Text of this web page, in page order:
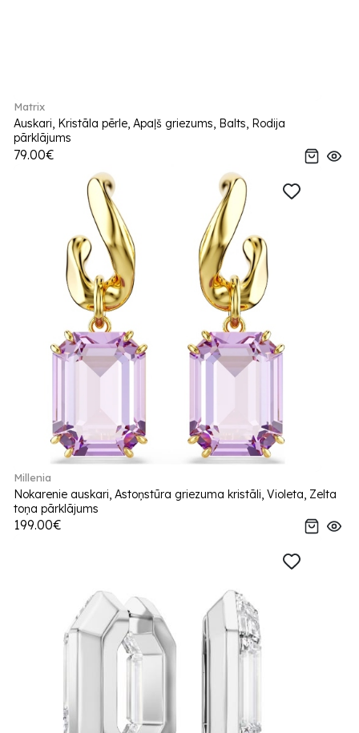
Matrix
Auskari, Kristāla pērle, Apaļš griezums, Balts, Rodija
pārklājums
79.00€
Millenia
Nokarenie auskari, Astoņstūra griezuma kristāli, Violeta, Zelta
toņa pārklājums
199.00€